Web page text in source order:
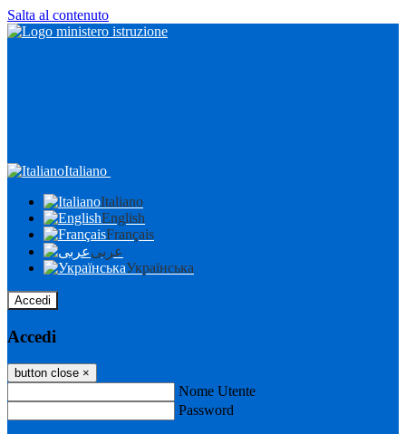
Salta al contenuto
Italiano
Italiano
English
Français
عربى
Українська
Accedi
Accedi
button close ×
Nome Utente
Password